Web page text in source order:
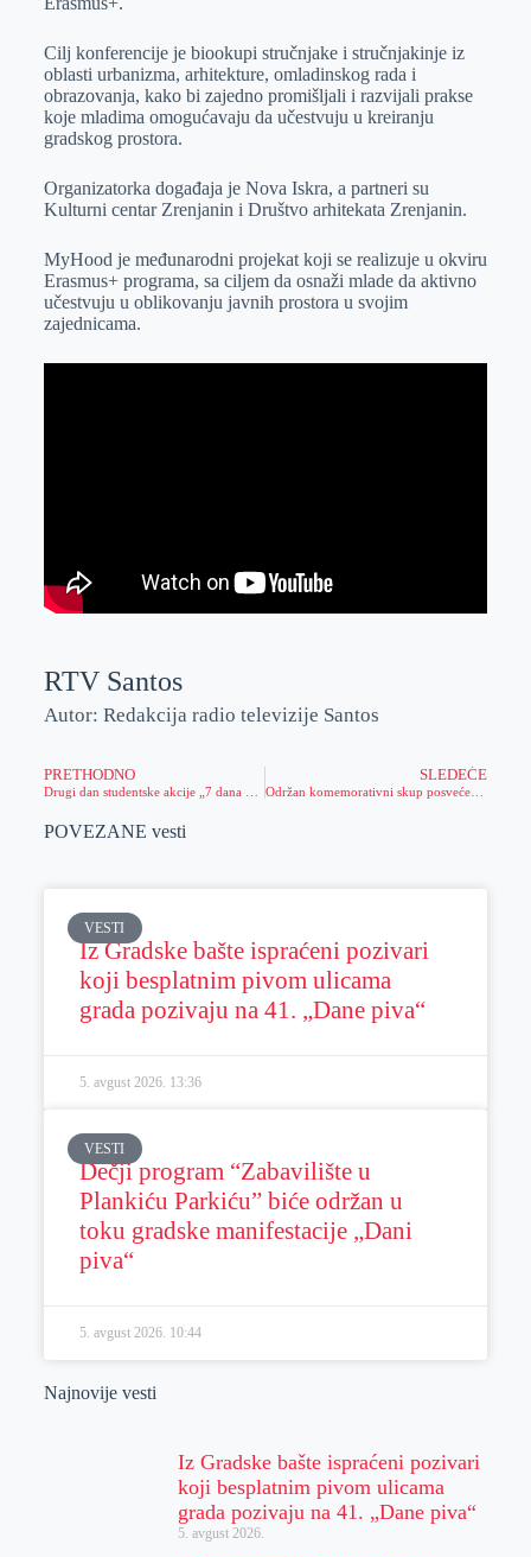
Cilj konferencije je biookupi stručnjake i stručnjakinje iz
oblasti urbanizma, arhitekture, omladinskog rada i
obrazovanja, kako bi zajedno promišljali i razvijali prakse
koje mladima omogućavaju da učestvuju u kreiranju
gradskog prostora.
Organizatorka događaja je Nova Iskra, a partneri su
Kulturni centar Zrenjanin i Društvo arhitekata Zrenjanin.
MyHood je međunarodni projekat koji se realizuje u okviru
Erasmus+ programa, sa ciljem da osnaži mlade da aktivno
učestvuju u oblikovanju javnih prostora u svojim
zajednicama.
RTV Santos
Autor: Redakcija radio televizije Santos
PRETHODNO SLEDEĆE
POVEZANE vesti
VESTI
Iz Gradske bašte ispraćeni pozivari
koji besplatnim pivom ulicama
grada pozivaju na 41. „Dane piva“
5. avgust 2026. 13:36
VESTI
Dečji program “Zabavilište u
Plankiću Parkiću” biće održan u
toku gradske manifestacije „Dani
piva“
5. avgust 2026. 10:44
Najnovije vesti
Iz Gradske bašte ispraćeni pozivari
koji besplatnim pivom ulicama
grada pozivaju na 41. „Dane piva“
5. avgust 2026.